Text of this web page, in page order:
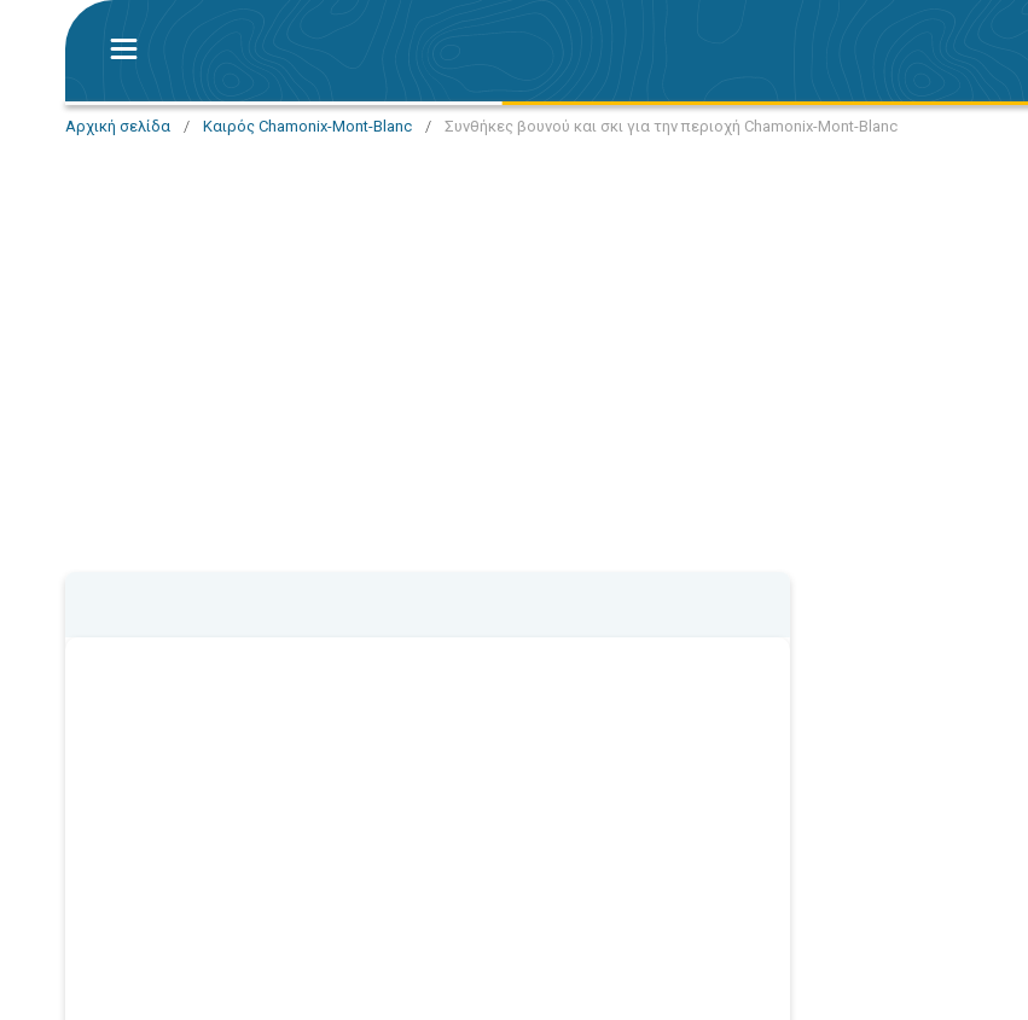
Αρχική σελίδα / Καιρός Chamonix-Mont-Blanc / Συνθήκες βουνού και σκι για την περιοχή Chamonix-Mont-Blanc